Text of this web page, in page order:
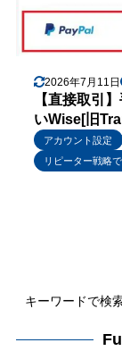
2026年7月11日
【直接取引
いWise[旧
アカウント設定
リピーター戦略